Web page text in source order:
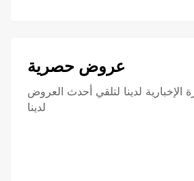
عروض حصرية
لدينا لتلقي أحدث العروض
لدينا